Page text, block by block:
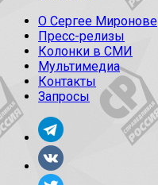
О Сергее Миронове
Пресс-релизы
Колонки в СМИ
Мультимедиа
Контакты
Запросы